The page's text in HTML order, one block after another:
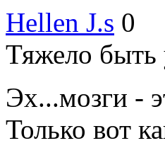
Hellen J.s 0
Тяжело быть
Эх...мозги -
Только вот